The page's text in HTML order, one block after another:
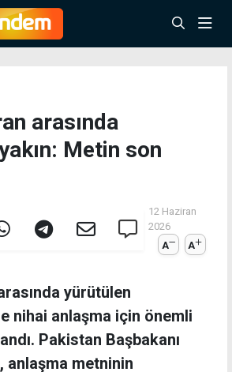
arasında
Metin son
12 Haziran
2026
A
A
yürütülen
nihai anlaşma için önemli
Pakistan Başbakanı
anlaşma metninin